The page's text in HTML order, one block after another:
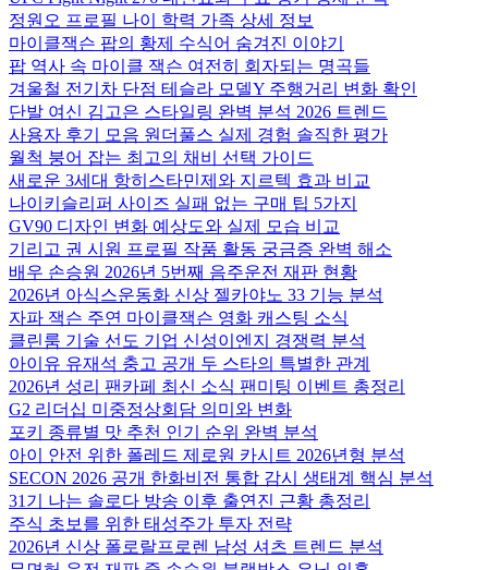
정원오 프로필 나이 학력 가족 상세 정보
마이클잭슨 팝의 황제 수식어 숨겨진 이야기
팝 역사 속 마이클 잭슨 여전히 회자되는 명곡들
겨울철 전기차 단점 테슬라 모델Y 주행거리 변화 확인
단발 여신 김고은 스타일링 완벽 분석 2026 트렌드
사용자 후기 모음 원더풀스 실제 경험 솔직한 평가
월척 붕어 잡는 최고의 채비 선택 가이드
새로운 3세대 항히스타민제와 지르텍 효과 비교
나이키슬리퍼 사이즈 실패 없는 구매 팁 5가지
GV90 디자인 변화 예상도와 실제 모습 비교
기리고 권 시원 프로필 작품 활동 궁금증 완벽 해소
배우 손승원 2026년 5번째 음주운전 재판 현황
2026년 아식스운동화 신상 젤카야노 33 기능 분석
자파 잭슨 주연 마이클잭슨 영화 캐스팅 소식
클린룸 기술 선도 기업 신성이엔지 경쟁력 분석
아이유 유재석 충고 공개 두 스타의 특별한 관계
2026년 성리 팬카페 최신 소식 팬미팅 이벤트 총정리
G2 리더십 미중정상회담 의미와 변화
포키 종류별 맛 추천 인기 순위 완벽 분석
아이 안전 위한 폴레드 제로원 카시트 2026년형 분석
SECON 2026 공개 한화비전 통합 감시 생태계 핵심 분석
31기 나는 솔로다 방송 이후 출연진 근황 총정리
주식 초보를 위한 태성주가 투자 전략
2026년 신상 폴로랄프로렌 남성 셔츠 트렌드 분석